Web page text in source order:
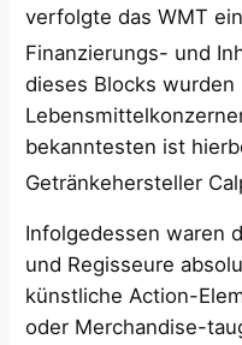
verfolgte das WMT
Finanzierungs- und
dieses Blocks
bekanntesten ist
Getränkehersteller
Infolgedessen waren
und Regisseure
künstliche Action-
oder Merchandise-